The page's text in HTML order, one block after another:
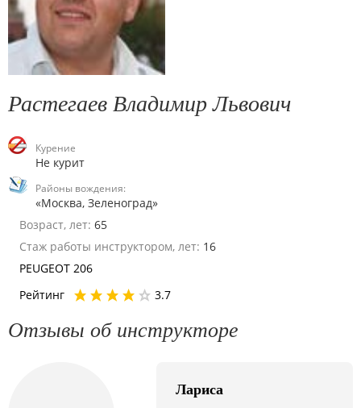
Растегаев Владимир Львович
Курение
Не курит
Районы вождения:
«Москва, Зеленоград»
Возраст, лет: 65
Стаж работы инструктором, лет: 16
PEUGEOT 206
Рейтинг
3.7
Отзывы об инструкторе
Лариса